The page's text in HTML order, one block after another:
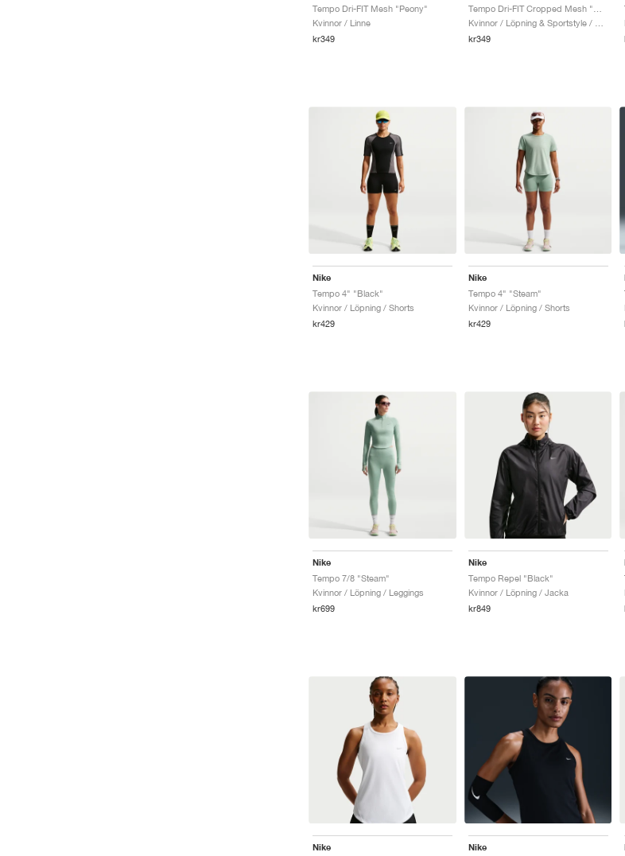
Tempo Dri-FIT Mesh "Peony"
Kvinnor / Linne
kr349
kr349
Nike
Tempo 4" "Black"
Kvinnor / Löpning / Shorts
kr429
Nike
Tempo 4" "Steam"
Kvinnor / Löpning / Shorts
kr429
Nike
Tempo 7/8 "Steam"
Kvinnor / Löpning / Leggings
kr699
Nike
Tempo Repel "Black"
Kvinnor / Löpning / Jacka
kr849
Nike Nike